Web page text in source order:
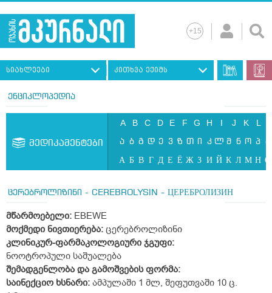
სიახლეები კითხვა ექიმს
ენციკლოპედია
მედიკამენტები
A B C D E F G H I J K L
ა ბ გ დ ე ვ ზ თ ი კ ლ მ ნ ო პ ჟ
А Б В Г Д Е Ё Ж З И Й К Л М Н О
ცერებროლიზინი - CEREBROLYSIN - ЦЕРЕБРОЛИЗИН
მწარმოებელი: EBEWE
მოქმედი ნივთიერება: ცერებროლიზინი
კლინიკურ-ფარმაკოლოგიური ჯგუფი:
ნოოტროპული საშუალება
შემადგენლობა და გამოშვების ფორმა:
საინექციო ხსნარი: ამპულაში 1 მლ, შეფუთვაში 10 ც.